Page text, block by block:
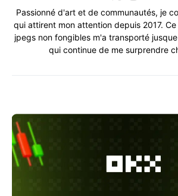
Passionné d'art et de communautés, je
qui attirent mon attention depuis 2017.
jpegs non fongibles m'a transporté
qui continue de me surprendre